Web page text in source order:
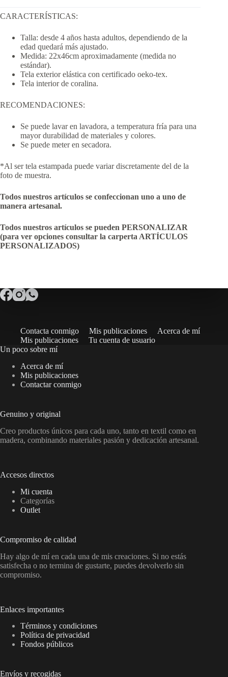
CARACTERÍSTICAS:
Talla: desde 4 años hasta adultos, dependiendo de la
edad quedará más ajustado.
Medida: 22x46cm aproximadamente (medida no
estándar).
Tela exterior elástica con certificado oeko-tex.
Tela interior de coralina.
RECOMENDACIONES:
Se puede lavar en lavadora, a temperatura fría para una
mayor durabilidad de materiales y colores.
Se puede meter en secadora.
*Al ser tela estampada puede variar discretamente del de la
foto de muestra.
Todos nuestros artículos se confeccionan uno a uno de
manera artesanal.
Todos nuestros artículos se pueden PERSONALIZAR
(para ver opciones consultar la carperta ARTÍCULOS
PERSONALIZADOS)
Contacta conmigo Mis publicaciones
Acerca de mí
Mis publicaciones
Tu cuenta de usuario
Un poco sobre mí
Acerca de mí
Mis publicaciones
Contactar conmigo
Genuino y original
Creo productos únicos para cada uno, tanto en textil como en
madera, combinando materiales pasión y dedicación artesanal.
Accesos directos
Mi cuenta
Categorías
Outlet
Compromiso de calidad
Hay algo de mí en cada una de mis creaciones. Si no estás
satisfecha o no termina de gustarte, puedes devolverlo sin
compromiso.
Enlaces importantes
Términos y condiciones
Política de privacidad
Fondos públicos
Envíos y recogidas